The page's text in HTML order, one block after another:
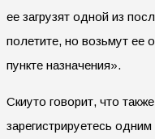
ее загрузят одной из
полетите, но возьмут ее
пункте назначения».
Скиутo говорит, что
зарегистрируетесь